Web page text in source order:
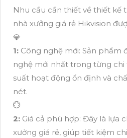
Nhu cầu cần thiết về thiết kế
nhà xưởng giá rẻ Hikvision
💎
1: Công nghệ mới: Sản phẩm
nghệ mới nhất trong từng chi
suất hoạt động ổn định và
nét.
💮
2: Giá cả phù hợp: Đây là lựa
xưởng giá rẻ, giúp tiết kiệm